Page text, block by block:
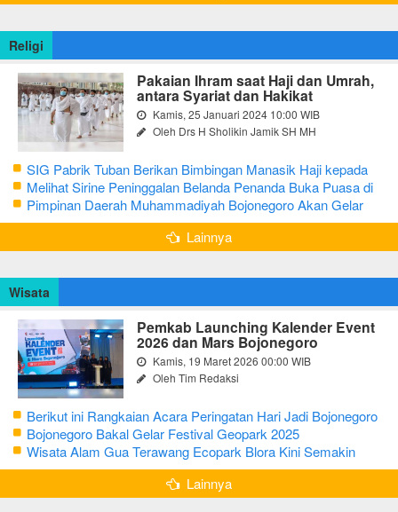
Religi
Pakaian Ihram saat Haji dan Umrah,
antara Syariat dan Hakikat
Kamis, 25 Januari 2024 10:00 WIB
Oleh Drs H Sholikin Jamik SH MH
SIG Pabrik Tuban Berikan Bimbingan Manasik Haji kepada
CJH Kabupaten Tuban
Melihat Sirine Peninggalan Belanda Penanda Buka Puasa di
Pendopo Bupati Blora
Pimpinan Daerah Muhammadiyah Bojonegoro Akan Gelar
Salat Iduladha 9 Juli 2022
Lainnya
Wisata
Pemkab Launching Kalender Event
2026 dan Mars Bojonegoro
Kamis, 19 Maret 2026 00:00 WIB
Oleh Tim Redaksi
Berikut ini Rangkaian Acara Peringatan Hari Jadi Bojonegoro
Ke-348 Tahun 2025
Bojonegoro Bakal Gelar Festival Geopark 2025
Wisata Alam Gua Terawang Ecopark Blora Kini Semakin
Menarik
Lainnya